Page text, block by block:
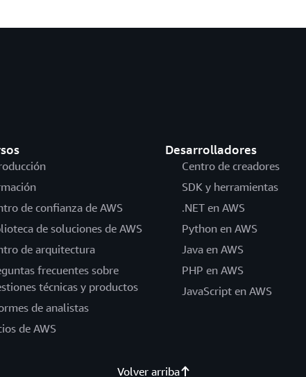
de confianza de AWS
de soluciones de AWS
de arquitectura
frecuentes sobre
técnicas y productos
de analistas
de AWS
Desarrolladores
Centro de creadores
SDK y herramientas
.NET en AWS
Python en AWS
Java en AWS
PHP en AWS
JavaScript en AWS
Volver arriba